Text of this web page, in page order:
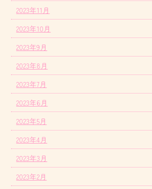
2023年11月
2023年10月
2023年9月
2023年8月
2023年7月
2023年6月
2023年5月
2023年4月
2023年3月
2023年2月